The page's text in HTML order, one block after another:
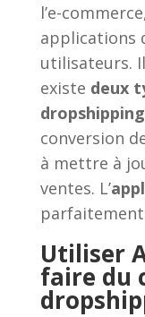
l’e-
applications
utilisateurs.
existe deux
dropshipping
conversion
à mettre à
ventes. L’
Utiliser
faire du